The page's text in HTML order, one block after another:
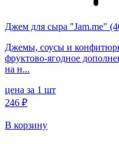
Джем для сыра "Jam.me"
Джемы, соусы и
фруктово-ягодное
на н...
цена за 1 шт
246 ₽
В корзину